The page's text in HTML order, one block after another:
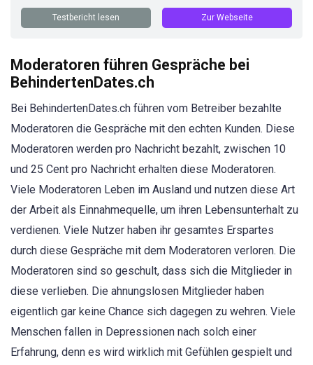
Testbericht lesen Zur Webseite
Moderatoren führen Gespräche bei
BehindertenDates.ch
Bei BehindertenDates.ch führen vom Betreiber bezahlte
Moderatoren die Gespräche mit den echten Kunden. Diese
Moderatoren werden pro Nachricht bezahlt, zwischen 10
und 25 Cent pro Nachricht erhalten diese Moderatoren.
Viele Moderatoren Leben im Ausland und nutzen diese Art
der Arbeit als Einnahmequelle, um ihren Lebensunterhalt zu
verdienen. Viele Nutzer haben ihr gesamtes Erspartes
durch diese Gespräche mit dem Moderatoren verloren. Die
Moderatoren sind so geschult, dass sich die Mitglieder in
diese verlieben. Die ahnungslosen Mitglieder haben
eigentlich gar keine Chance sich dagegen zu wehren. Viele
Menschen fallen in Depressionen nach solch einer
Erfahrung, denn es wird wirklich mit Gefühlen gespielt und